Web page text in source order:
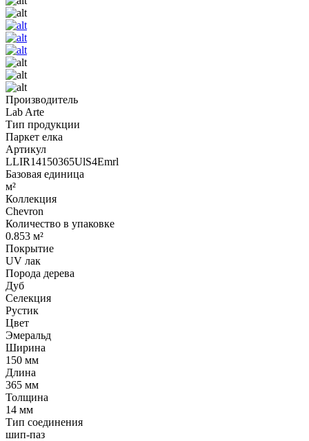
Производитель
Lab Arte
Тип продукции
Паркет елка
Артикул
LLIR14150365UlS4Emrl
Базовая единица
м²
Коллекция
Chevron
Количество в упаковке
0.853 м²
Покрытие
UV лак
Порода дерева
Дуб
Селекция
Рустик
Цвет
Эмеральд
Ширина
150 мм
Длина
365 мм
Толщина
14 мм
Тип соединения
шип-паз